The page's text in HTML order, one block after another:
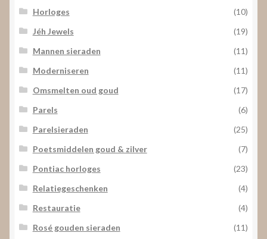
Horloges
(10)
Jéh Jewels
(19)
Mannen sieraden
(11)
Moderniseren
(11)
Omsmelten oud goud
(17)
Parels
(6)
Parelsieraden
(25)
Poetsmiddelen goud & zilver
(7)
Pontiac horloges
(23)
Relatiegeschenken
(4)
Restauratie
(4)
Rosé gouden sieraden
(11)